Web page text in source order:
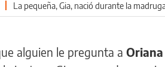
| La pequeña, Gia, nació durante la
alguien le pregunta a